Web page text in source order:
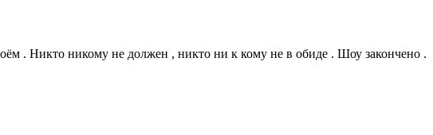
. Никто никому не должен , никто ни к кому не в обиде . Шоу закончено .